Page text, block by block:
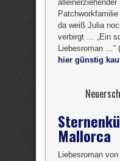
da weiß Julia
verbirgt … „Ein
Liebesroman …“
hier günstig
Mallorca
Liebesroman